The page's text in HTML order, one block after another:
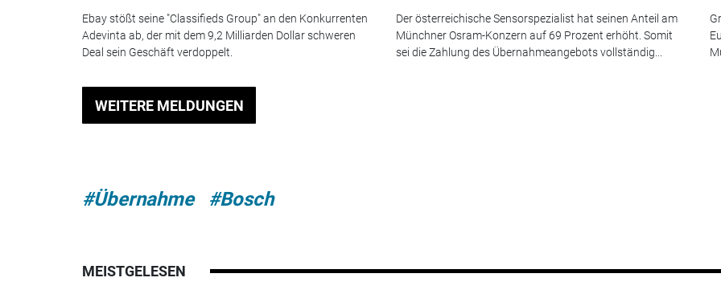
Ebay stößt seine "Classifieds Group" an den Konkurrenten
Adevinta ab, der mit dem 9,2 Milliarden Dollar schweren
Deal sein Geschäft verdoppelt.
Der österreichische Sensorspezialist hat seinen Anteil am
Münchner Osram-Konzern auf 69 Prozent erhöht. Somit
sei die Zahlung des Übernahmeangebots vollständig...
WEITERE MELDUNGEN
#Übernahme #Bosch
MEISTGELESEN